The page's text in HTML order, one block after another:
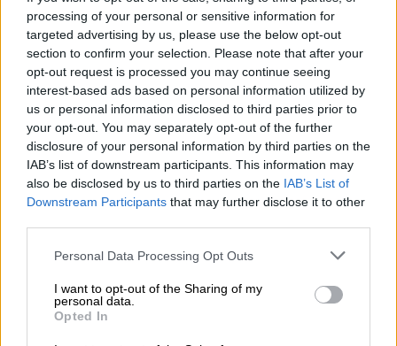
processing of your personal or sensitive information for
targeted advertising by us, please use the below opt-out
section to confirm your selection. Please note that after your
opt-out request is processed you may continue seeing
interest-based ads based on personal information utilized by
us or personal information disclosed to third parties prior to
your opt-out. You may separately opt-out of the further
disclosure of your personal information by third parties on the
IAB’s list of downstream participants. This information may
also be disclosed by us to third parties on the IAB’s List of
Downstream Participants that may further disclose it to other
Please note that this website/app uses one or more Google
not limited to your visit or usage behaviour. You may click to
grant or deny consent to Google and its third-party tags to
use your data for below specified purposes in below Google
Personal Data Processing Opt Outs
I want to opt-out of the Sharing of my
personal data.
Opted In
Για τη συγγραφέα, η καταγωγή, το
περιβάλλον και ο κοινωνικός περίγυρος
παίζουν καθοριστικής σημασίας στην
εξέλιξη ενός ανθρώπου, «ωστόσο, σύμφωνα
και με το βιβλίο, υπάρχει πάντα ελπίδα. Η
ευκαιρία της μόρφωσης είναι ιδιαίτερα
σημαντική ως προς την υπέρβαση των
όποιων δυσκολιών λόγω καταγωγής. Όταν
προέρχεσαι από ένα περιβάλλον που δεν
ευνοεί την κοινωνική ανέλιξη, μαθαίνεις να
δουλεύεις σκληρά και να επιδιώκεις
βέβαια ο κίνδυνος να κάνεις κατ' αυτόν τον
τρόπο υπέρμετρες θυσίες. Για παράδειγμα